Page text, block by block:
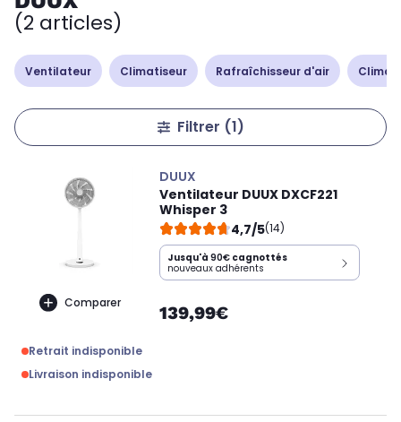
(2 articles)
Ventilateur Climatiseur Rafraîchisseur d'air
Filtrer (1)
Comparer
DUUX
Ventilateur DUUX DXCF221
Whisper 3
4,7/5(14)
Jusqu'à 90€ cagnottés
nouveaux adhérents
139,99€
Retrait indisponible
Livraison indisponible